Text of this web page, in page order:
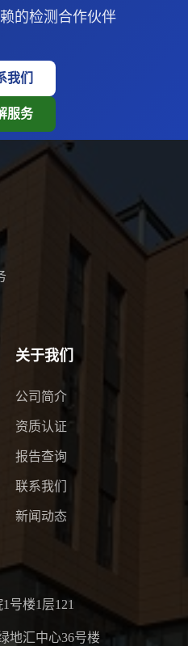
的检测合作伙伴
我们
服务
关于我们
公司简介
资质认证
报告查询
联系我们
新闻动态
号楼1层121
地汇中心36号楼